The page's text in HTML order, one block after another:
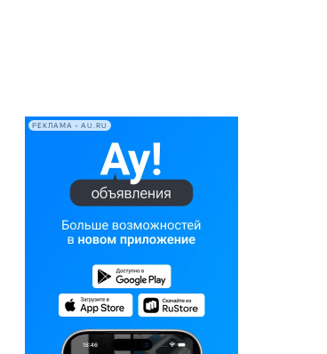
РЕКЛАМА • AU.RU